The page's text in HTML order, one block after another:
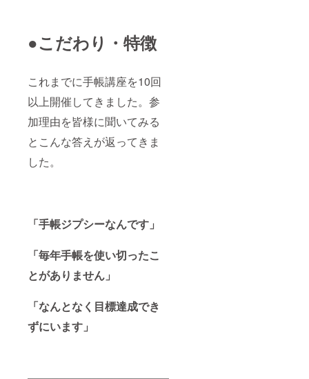
●こだわり・特徴
これまでに手帳講座を10回
以上開催してきました。参
加理由を皆様に聞いてみる
とこんな答えが返ってきま
した。
「手帳ジプシーなんです」
「毎年手帳を使い切ったこ
とがありません」
「なんとなく目標達成でき
ずにいます」